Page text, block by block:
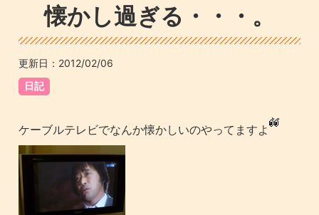
懐かし過ぎる・・・。
更新日： 2012/02/06
日記
ケーブルテレビでなんか懐かしいのやってますよ